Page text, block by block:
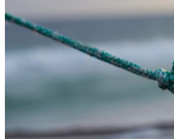
Un boîtier imprimé en 3D va faire